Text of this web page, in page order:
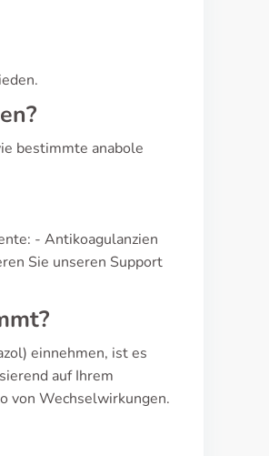
bestimmte anabole
- Antikoagulanzien
Sie unseren Support
einnehmen, ist es
auf Ihrem
von Wechselwirkungen.